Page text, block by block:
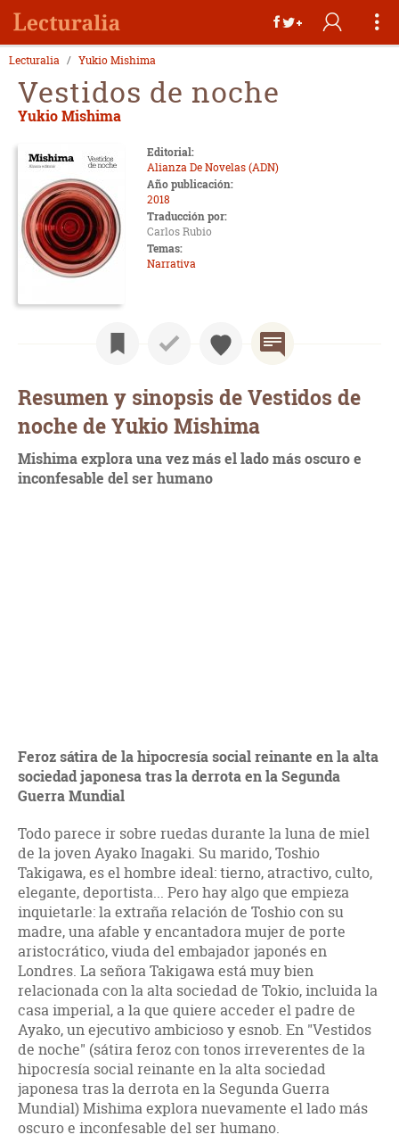
Lecturalia Yukio Mishima
Vestidos de noche
Yukio Mishima
Editorial:
Alianza De Novelas (ADN)
Año publicación:
2018
Traducción por:
Carlos Rubio
Temas:
Narrativa
Resumen y sinopsis de Vestidos de
noche de Yukio Mishima
Mishima explora una vez más el lado más oscuro e
inconfesable del ser humano
Feroz sátira de la hipocresía social reinante en la alta
sociedad japonesa tras la derrota en la Segunda
Guerra Mundial
Todo parece ir sobre ruedas durante la luna de miel
de la joven Ayako Inagaki. Su marido, Toshio
Takigawa, es el hombre ideal: tierno, atractivo, culto,
elegante, deportista... Pero hay algo que empieza
inquietarle: la extraña relación de Toshio con su
madre, una afable y encantadora mujer de porte
aristocrático, viuda del embajador japonés en
Londres. La señora Takigawa está muy bien
relacionada con la alta sociedad de Tokio, incluida la
casa imperial, a la que quiere acceder el padre de
Ayako, un ejecutivo ambicioso y esnob. En "Vestidos
de noche" (sátira feroz con tonos irreverentes de la
hipocresía social reinante en la alta sociedad
japonesa tras la derrota en la Segunda Guerra
Mundial) Mishima explora nuevamente el lado más
oscuro e inconfesable del ser humano.